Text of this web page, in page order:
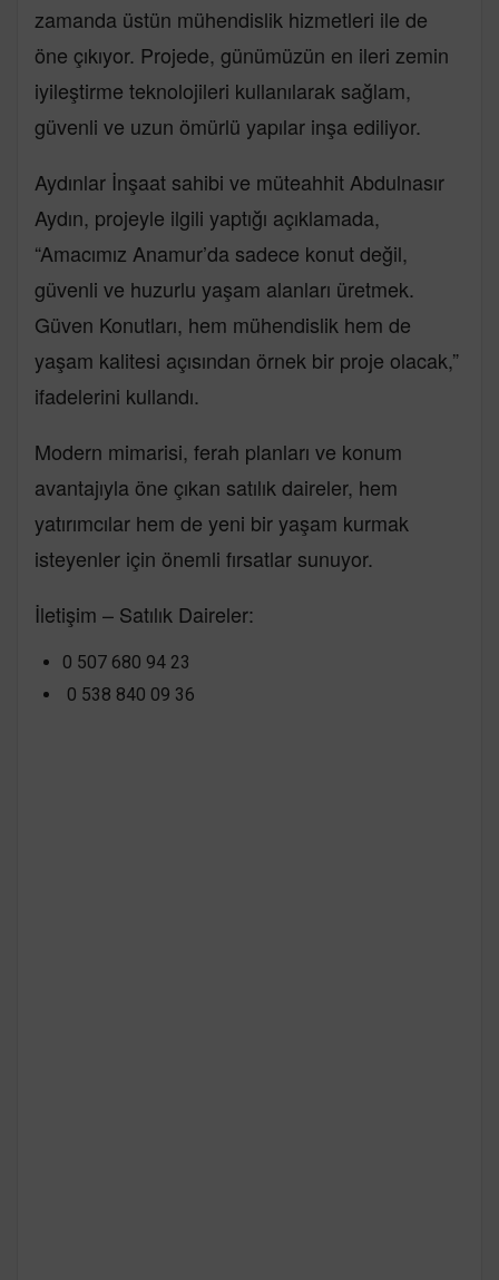
zamanda üstün mühendislik hizmetleri ile de
öne çıkıyor. Projede, günümüzün en ileri zemin
iyileştirme teknolojileri kullanılarak sağlam,
güvenli ve uzun ömürlü yapılar inşa ediliyor.
Aydınlar İnşaat sahibi ve müteahhit Abdulnasır
Aydın, projeyle ilgili yaptığı açıklamada,
“Amacımız Anamur’da sadece konut değil,
güvenli ve huzurlu yaşam alanları üretmek.
Güven Konutları, hem mühendislik hem de
yaşam kalitesi açısından örnek bir proje olacak,”
ifadelerini kullandı.
Modern mimarisi, ferah planları ve konum
avantajıyla öne çıkan satılık daireler, hem
yatırımcılar hem de yeni bir yaşam kurmak
isteyenler için önemli fırsatlar sunuyor.
İletişim – Satılık Daireler:
0 507 680 94 23
0 538 840 09 36